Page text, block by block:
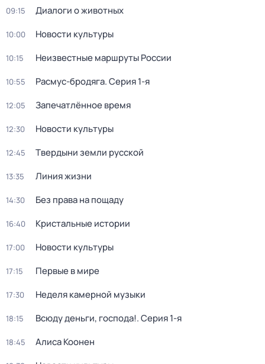
09:15 Диалоги о животных
10:00 Новости культуры
10:15 Неизвестные маршруты России
10:55 Расмус-бродяга. Серия 1-я
12:05 Запечатлённое время
12:30 Новости культуры
12:45 Твердыни земли русской
13:35 Линия жизни
14:30 Без права на пощаду
16:40 Кристальные истории
17:00 Новости культуры
17:15 Первые в мире
17:30 Неделя камерной музыки
18:15 Всюду деньги, господа!. Серия 1-я
18:45 Алиса Коонен